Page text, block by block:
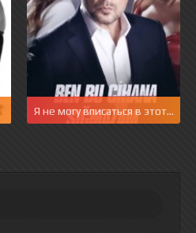
Я не могу вписаться в этот мир